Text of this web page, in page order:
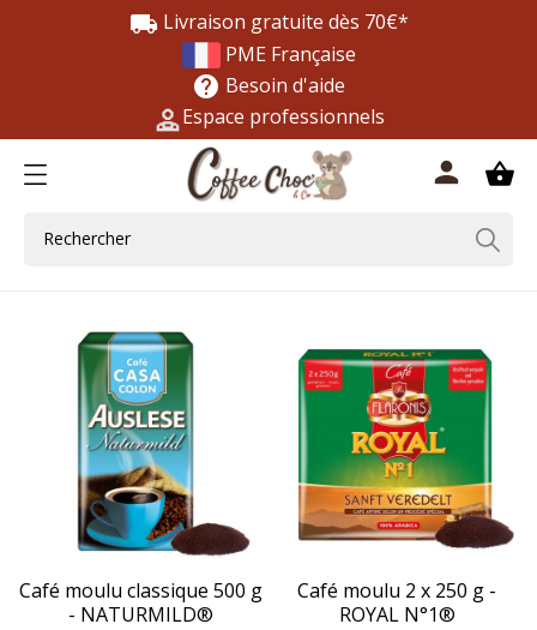
local_shipping Livraison gratuite dès 70€*
PME Française
help Besoin d'aide
Espace professionnels
shopping_basket
person
Café moulu classique 500 g
- NATURMILD®
Café moulu 2 x 250 g -
ROYAL N°1®